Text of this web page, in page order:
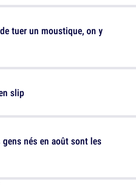
slip
tuer un moustique, on y
nés en août sont les